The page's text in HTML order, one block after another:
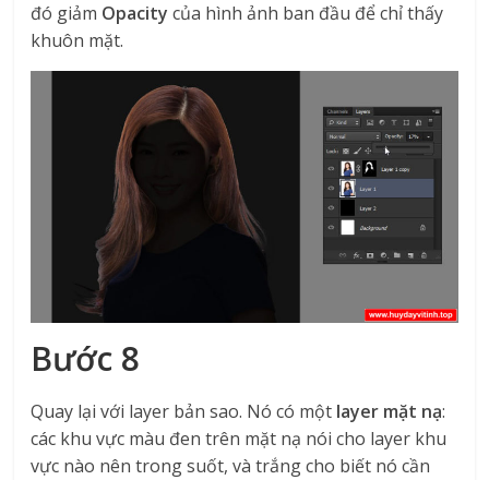
đó giảm Opacity của hình ảnh ban đầu để chỉ thấy
khuôn mặt.
Bước 8
Quay lại với layer bản sao. Nó có một layer mặt nạ:
các khu vực màu đen trên mặt nạ nói cho layer khu
vực nào nên trong suốt, và trắng cho biết nó cần